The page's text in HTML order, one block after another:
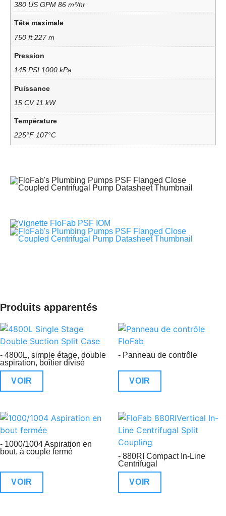
380 US GPM 86 m³/hr
Tête maximale
750 ft 227 m
Pression
145 PSI 1000 kPa
Puissance
15 CV 11 kW
Température
225°F 107°C
Produits apparentés
- 4800L, simple étage, double
aspiration, boîtier divisé
VOIR
- Panneau de contrôle
VOIR
- 1000/1004 Aspiration en
bout, à couple fermé
VOIR
- 880RI Compact In-Line
Centrifugal
VOIR